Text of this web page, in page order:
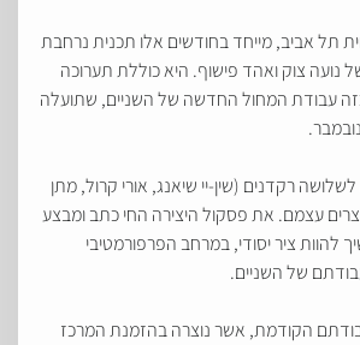
תלאביב,מייחד בחודשים אלו תכנית נרחבת
נועה צוק ואהד פישוף. היא כוללת תערוכה
עבודת המחול החדשה של השניים, שתועלה
.
לשלושה רקדנים (שין-יי שיאנג, אורי קרול,מתן
עצמם. את פסקול היצירה החי כתב ומבצע
להוות ציר יסודי,במרחב הפרפורמטיבי
של השניים.
הקודמת, אשר נוצרה בהזמנת המרכז